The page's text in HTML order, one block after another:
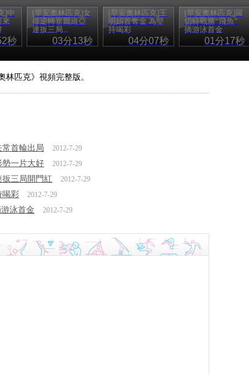
]中
來
秒
[早安奧林匹克]女
排逆轉塞爾維亞
連扳三局...
03分13秒
[早安奧林匹克]王
明娟首奪金 為堅
持喝彩
04分07秒
[早安奧林匹克]羅
切特戰勝“飛魚”
摘游泳首金
01分17秒
林匹克》視頻完整版。
首輪出局 2012-7-29
勢一片大好 2012-7-29
三局開門紅 2012-7-29
喝彩 2012-7-29
泳首金 2012-7-29